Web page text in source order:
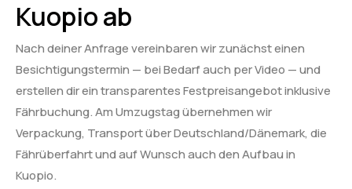
Kuopio ab
Nach deiner Anfrage vereinbaren wir zunächst einen
Besichtigungstermin — bei Bedarf auch per Video — und
erstellen dir ein transparentes Festpreisangebot inklusive
Fährbuchung. Am Umzugstag übernehmen wir
Verpackung, Transport über Deutschland/Dänemark, die
Fährüberfahrt und auf Wunsch auch den Aufbau in
Kuopio.